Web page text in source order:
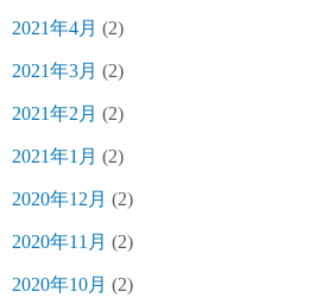
2021年4月 (2)
2021年3月 (2)
2021年2月 (2)
2021年1月 (2)
2020年12月 (2)
2020年11月 (2)
2020年10月 (2)